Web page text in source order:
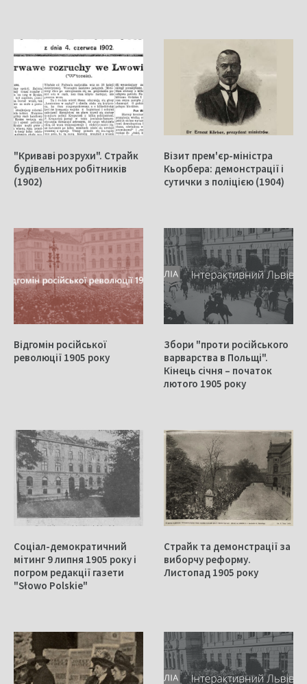
"Криваві розрухи". Страйк
будівельних робітників
(1902)
Візит прем'єр-міністра
Кьорбера: демонстрації і
сутички з поліцією (1904)
Відгомін російської
революції 1905 року
Збори "проти російського
варварства в Польщі".
Кінець січня – початок
лютого 1905 року
Соціал-демократичний
мітинг 9 липня 1905 року і
погром редакції газети
"Słowo Polskie"
Страйк та демонстрації за
виборчу реформу.
Листопад 1905 року